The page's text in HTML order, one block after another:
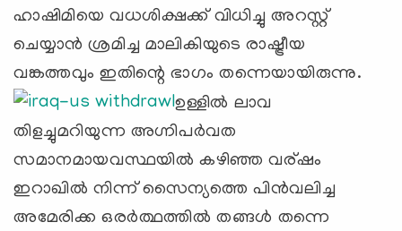
ഹാഷിമിയെ വധശിക്ഷക്ക് വിധിച്ചു അറസ്റ്റ്
ചെയ്യാന്‍ ശ്രമിച്ച മാലികിയുടെ രാഷ്ട്രീയ
വങ്കത്തവും ഇതിന്റെ ഭാഗം തന്നെയായിരുന്നു.
ഉള്ളില്‍ ലാവ
തിളച്ചുമറിയുന്ന അഗ്നിപര്‍വത
സമാനമായവസ്ഥയില്‍ കഴിഞ്ഞ വര്ഷം
ഇറാഖില്‍ നിന്ന് സൈന്യത്തെ പിന്‍വലിച്ച
അമേരിക്ക ഒരര്‍ത്ഥത്തില്‍ തങ്ങള്‍ തന്നെ